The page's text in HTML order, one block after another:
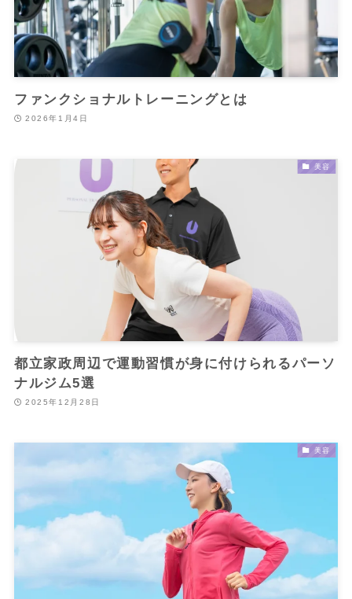
ファンクショナルトレーニングとは
2026年1月4日
美容
都立家政周辺で運動習慣が身に付けられるパーソ
ナルジム5選
2025年12月28日
美容